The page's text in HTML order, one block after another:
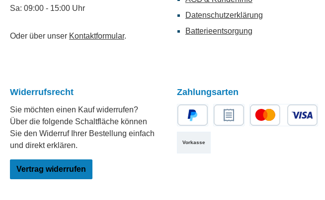
Sa: 09:00 - 15:00 Uhr
Oder über unser Kontaktformular.
Datenschutzerklärung
Batterieentsorgung
Widerrufsrecht
Sie möchten einen Kauf widerrufen?
Über die folgende Schaltfläche können
Sie den Widerruf Ihrer Bestellung einfach
und direkt erklären.
Vertrag widerrufen
Zahlungsarten
Vorkasse